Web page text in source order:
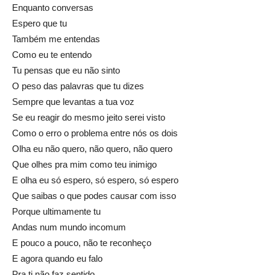
Enquanto conversas
Espero que tu
Também me entendas
Como eu te entendo
Tu pensas que eu não sinto
O peso das palavras que tu dizes
Sempre que levantas a tua voz
Se eu reagir do mesmo jeito serei visto
Como o erro o problema entre nós os dois
Olha eu não quero, não quero, não quero
Que olhes pra mim como teu inimigo
E olha eu só espero, só espero, só espero
Que saibas o que podes causar com isso
Porque ultimamente tu
Andas num mundo incomum
E pouco a pouco, não te reconheço
E agora quando eu falo